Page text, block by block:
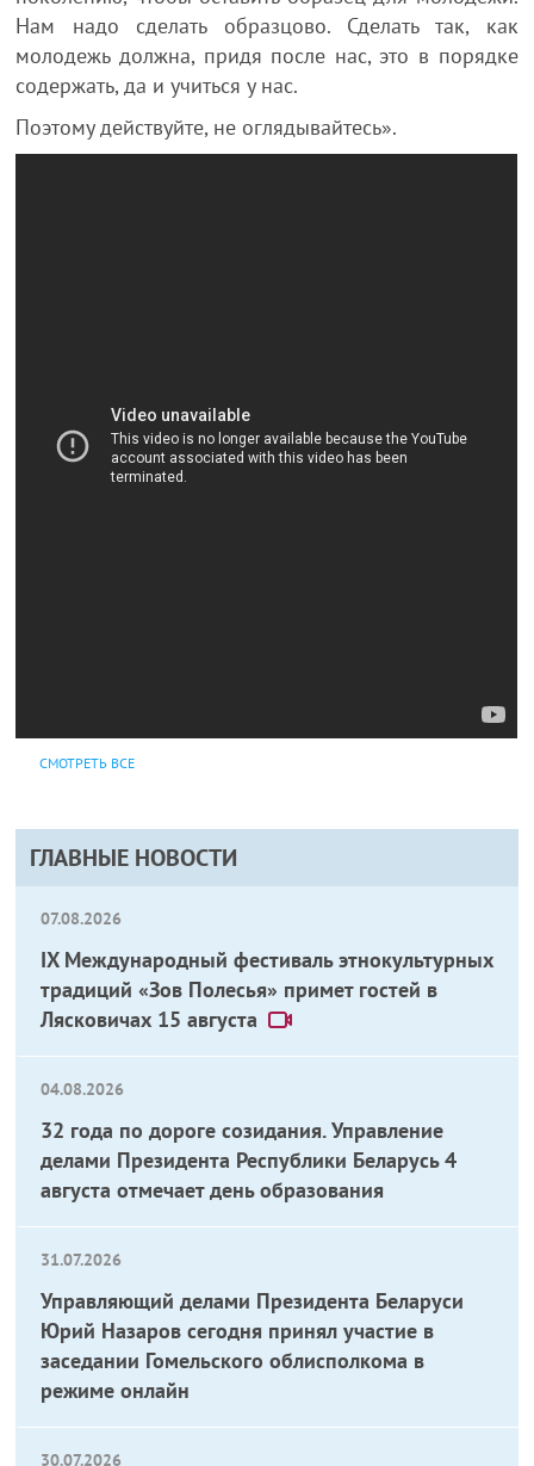
ГЛАВНЫЕ НОВОСТИ
07.08.2026
IX Международный фестиваль этнокультурных
традиций «Зов Полесья» примет гостей в
Лясковичах 15 августа
04.08.2026
32 года по дороге созидания. Управление
делами Президента Республики Беларусь 4
августа отмечает день образования
31.07.2026
Управляющий делами Президента Беларуси
Юрий Назаров сегодня принял участие в
заседании Гомельского облисполкома в
режиме онлайн
30.07.2026
Нам надо сделать образцово. Сделать так, как
молодежь должна, придя после нас, это в порядке
содержать, да и учиться у нас.
Поэтому действуйте, не оглядывайтесь».
СМОТРЕТЬ ВСЕ